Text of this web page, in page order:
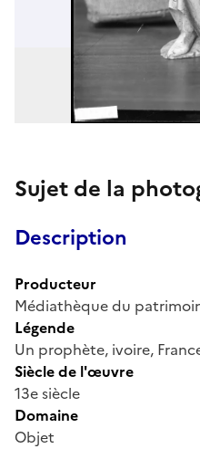
Sujet de la
Description
Producteur
Médiathèque du
Légende
Un prophète, ivoire,
Siècle de l'œuvre
13e siècle
Domaine
Objet